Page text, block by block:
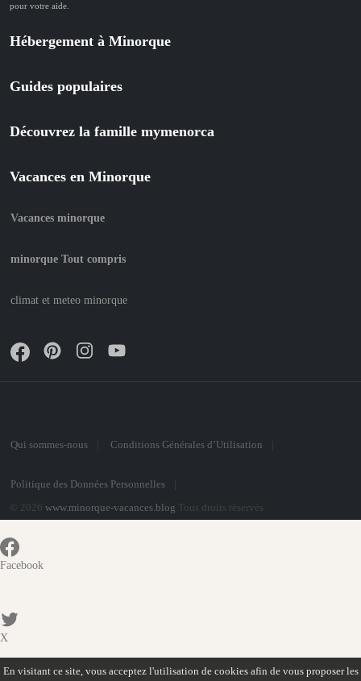
En visitant ce site, vous acceptez l'utilisation de cookies afin de vous proposer les
pour votre aide.
Hébergement à Minorque
Guides populaires
Découvrez la famille mymenorca
Vacances en Minorque
Vacances minorque
minorque Tout compris
climat et meteo minorque
Qui sommes-nous Conditions Générales d’Utilisation
Politique des Données Personnelles
© 2026 www.minorque-vacances.blog Tous droits réservés
Facebook
X